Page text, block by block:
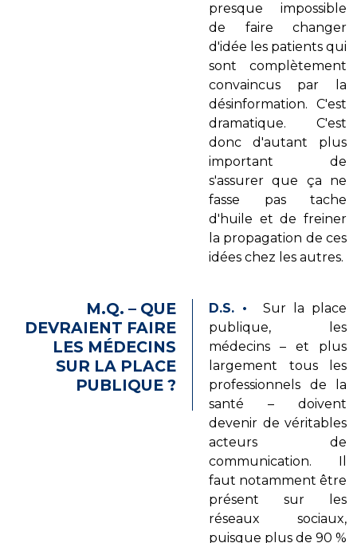
presque impossible
de faire changer
d'idée les patients qui
sont complètement
convaincus par la
désinformation. C'est
dramatique. C'est
donc d'autant plus
important de
s'assurer que ça ne
fasse pas tache
d'huile et de freiner
la propagation de ces
idées chez les autres.
M.Q. – QUE
DEVRAIENT FAIRE
LES MÉDECINS
SUR LA PLACE
PUBLIQUE ?
D.S. •
Sur la place
publique, les
médecins – et plus
largement tous les
professionnels de la
santé – doivent
devenir de véritables
acteurs de
communication. Il
faut notamment être
présent sur les
réseaux sociaux,
puisque plus de 90 %